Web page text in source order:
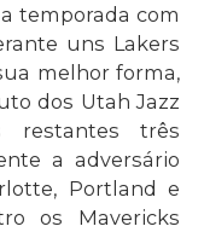
temporada com
uns Lakers
melhor forma,
dos Utah Jazz
restantes três
a adversário
Portland e
os Mavericks